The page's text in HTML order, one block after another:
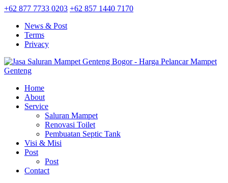
+62 877 7733 0203 +62 857 1440 7170
News & Post
Terms
Privacy
Home
About
Service
Saluran Mampet
Renovasi Toilet
Pembuatan Septic Tank
Visi & Misi
Post
Post
Contact